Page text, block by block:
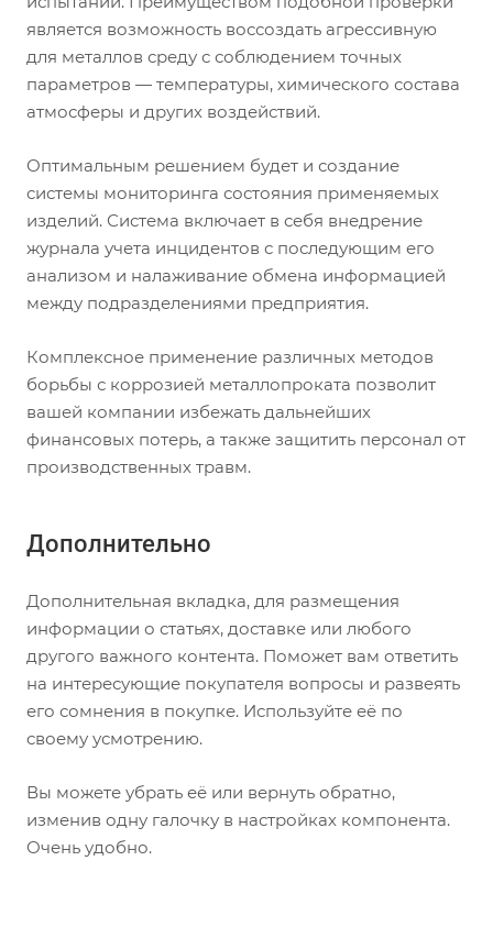
является возможность воссоздать агрессивную
для металлов среду с соблюдением точных
параметров — температуры, химического состава
атмосферы и других воздействий.
Оптимальным решением будет и создание
системы мониторинга состояния применяемых
изделий. Система включает в себя внедрение
журнала учета инцидентов с последующим его
анализом и налаживание обмена информацией
между подразделениями предприятия.
Комплексное применение различных методов
борьбы с коррозией металлопроката позволит
вашей компании избежать дальнейших
финансовых потерь, а также защитить персонал от
производственных травм.
Дополнительно
Дополнительная вкладка, для размещения
информации о статьях, доставке или любого
другого важного контента. Поможет вам ответить
на интересующие покупателя вопросы и развеять
его сомнения в покупке. Используйте её по
своему усмотрению.
Вы можете убрать её или вернуть обратно,
изменив одну галочку в настройках компонента.
Очень удобно.